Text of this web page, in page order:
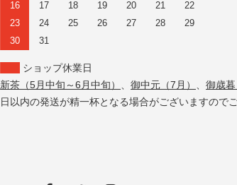
16
17 18 19 20 21
22
23
24 25 26 27 28
29
30
31
ショップ休業日
新茶（5月中旬～6月中旬）
御中元（7月） 御歳暮
日以内の発送が精一杯となる場合がございますので